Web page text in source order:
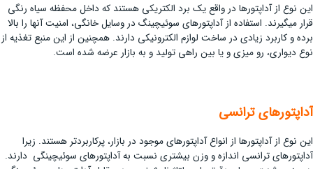
این نوع از آداپتورها در واقع یک برد الکتریکی هستند که داخل محفظه سیاه رنگی
قرار می­گیرند. استفاده از آداپتورهای سوئیچینگ در وسایل خانگی، امنیت آن­ها را بالا
برده و کاربرد زیادی در ساخت لوازم الکترونیکی دارند. همچنین از این منبع تغذیه از
نوع دیواری، رو میزی و یا بین راهی تولید و به بازار عرضه شده است.
آداپتورهای ترانسی
این نوع از آداپتورها از انواع آداپتورهای موجود در بازار، پرکاربردتر هستند. زیرا
آداپتورهای ترانسی اندازه و وزن بیشتری نسبت به آداپتورهای سوئیچینگی دارند.